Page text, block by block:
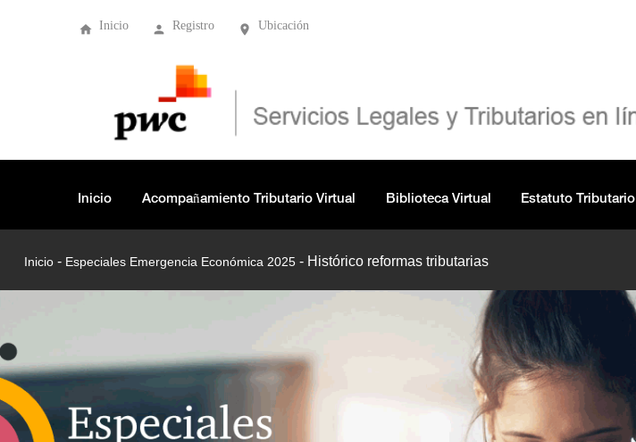
Inicio Registro Ubicación
Inicio Acompañamiento Tributario Virtual Biblioteca Virtual Estatuto Tributario
Inicio - Especiales Emergencia Económica 2025 - Histórico reformas tributarias